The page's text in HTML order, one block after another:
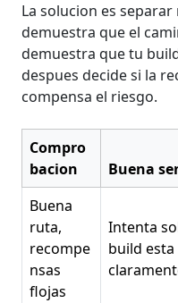
La solucion es
demuestra que el
demuestra que tu
despues decide si la
compensa el riesgo.
Compro
bacion
Buena
Buena
ruta,
recompe
nsas
flojas
Intenta
build esta